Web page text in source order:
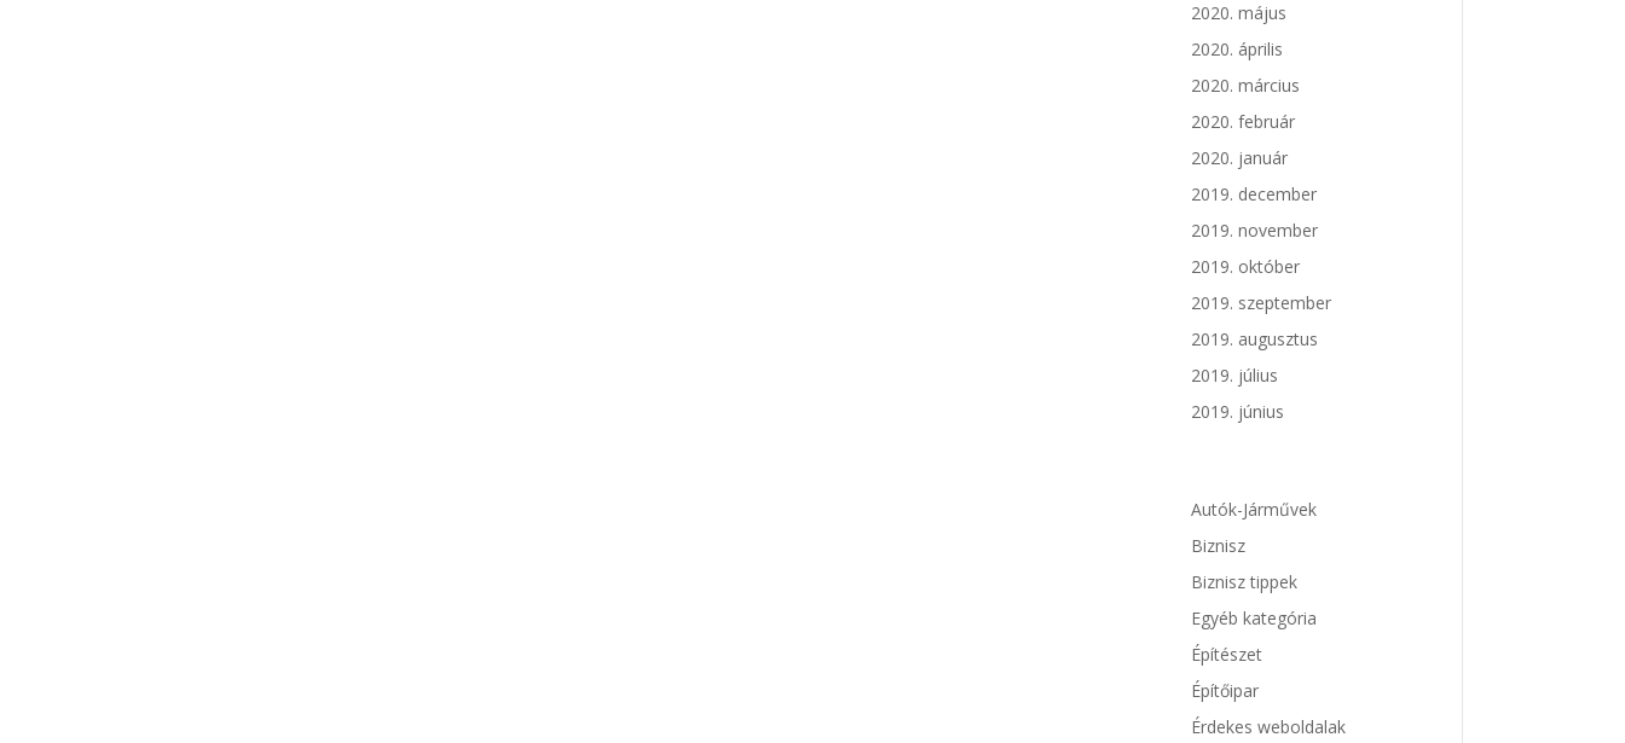
2020. május
2020. április
2020. március
2020. február
2020. január
2019. december
2019. november
2019. október
2019. szeptember
2019. augusztus
2019. július
2019. június
Autók-Járművek
Biznisz
Biznisz tippek
Egyéb kategória
Építészet
Építőipar
Érdekes weboldalak